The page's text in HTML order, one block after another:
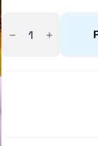
množstvo
Rozoznávanie
veľkostí,
farby,
-